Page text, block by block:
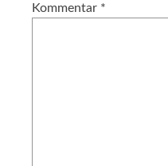
Kommentar *